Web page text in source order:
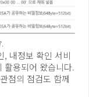
, 내정보 확인 서비
활용되어 왔습니다.
점의 점검도 함께